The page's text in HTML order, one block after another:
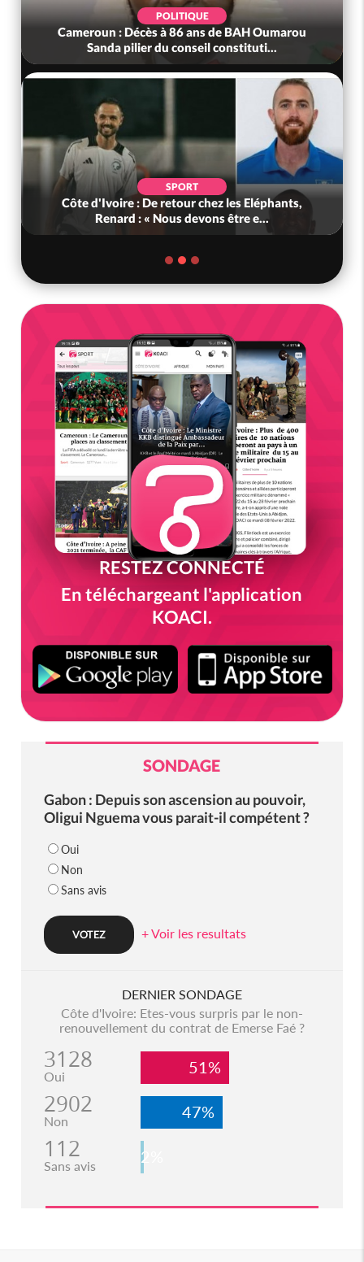
POLITIQUE
Cameroun : Décès à 86 ans de BAH Oumarou
Sanda pilier du conseil constituti...
SPORT
Côte d'Ivoire : De retour chez les Eléphants,
Renard : « Nous devons être e...
RESTEZ CONNECTÉ
En téléchargeant l'application
KOACI.
SONDAGE
Gabon : Depuis son ascension au pouvoir,
Oligui Nguema vous parait-il compétent ?
Oui
Non
Sans avis
+ Voir les resultats
DERNIER SONDAGE
Côte d'Ivoire: Etes-vous surpris par le non-
renouvellement du contrat de Emerse Faé ?
3128
Oui 51%
2902
Non 47%
112
Sans avis 2%